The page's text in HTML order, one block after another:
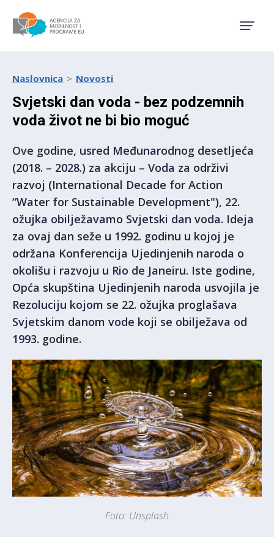
Naslovnica Novosti
Svjetski dan voda - bez podzemnih
voda život ne bi bio moguć
Ove godine, usred Međunarodnog desetljeća
(2018. – 2028.) za akciju – Voda za održivi
razvoj (International Decade for Action
“Water for Sustainable Development"), 22.
ožujka obilježavamo Svjetski dan voda. Ideja
za ovaj dan seže u 1992. godinu u kojoj je
održana Konferencija Ujedinjenih naroda o
okolišu i razvoju u Rio de Janeiru. Iste godine,
Opća skupština Ujedinjenih naroda usvojila je
Rezoluciju kojom se 22. ožujka proglašava
Svjetskim danom vode koji se obilježava od
1993. godine.
Foto: Unsplash